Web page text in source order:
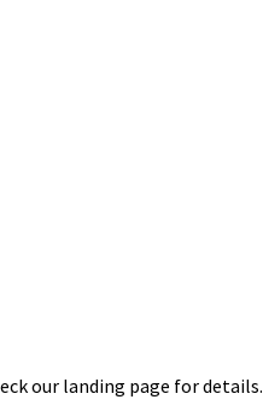
our landing page for details.